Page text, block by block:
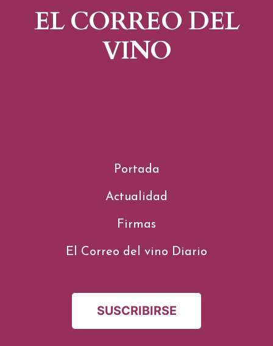
EL CORREO DEL
VINO
Portada
Actualidad
Firmas
El Correo del vino Diario
SUSCRIBIRSE